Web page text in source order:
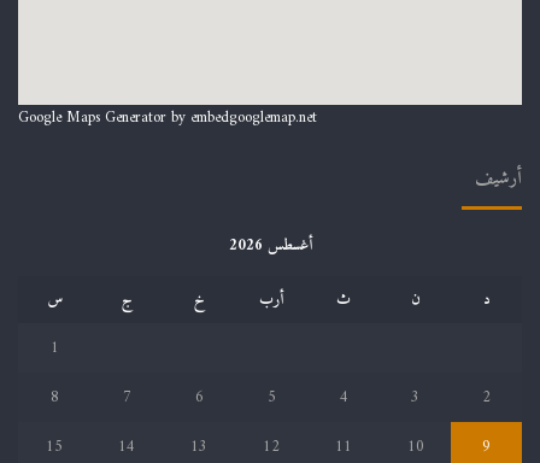
Google Maps Generator by embedgooglemap.net
أرشيف
أغسطس 2026
د
ن ث أرب خ ج
س
1
2
3
4
5
6
7
8
9
10
11
12
13
14
15